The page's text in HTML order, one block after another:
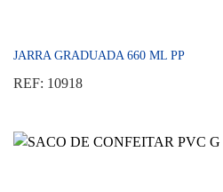
JARRA GRADUADA 660 ML PP
REF: 10918